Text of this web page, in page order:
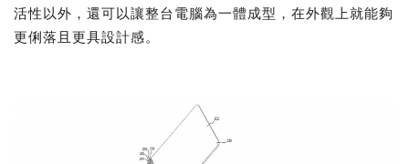
活性以外，還可以讓整台電腦為一體成型，在外觀上就能夠
更俐落且更具設計感。